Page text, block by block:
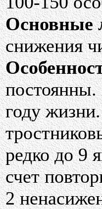
Основные
снижения
году
редко до 9
счет
2